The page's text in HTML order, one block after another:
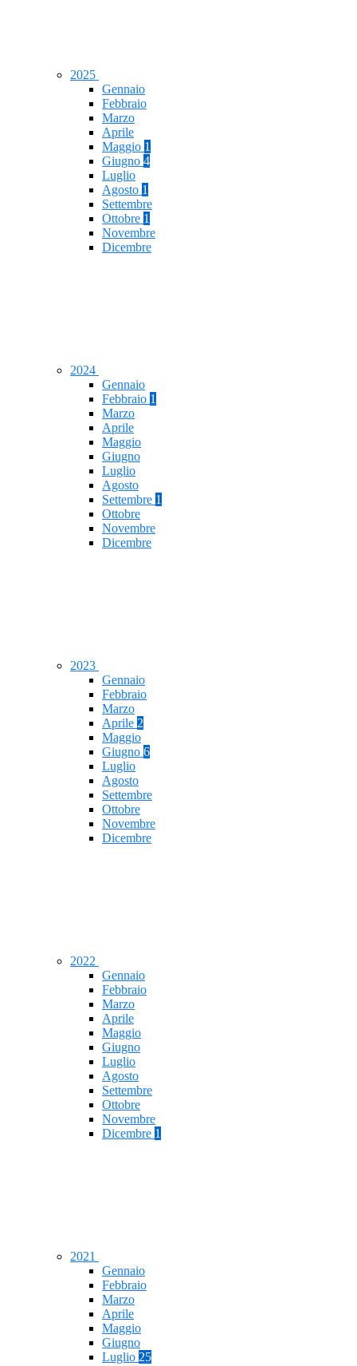
2025
Gennaio
Febbraio
Marzo
Aprile
Maggio 1
Giugno 4
Luglio
Agosto 1
Settembre
Ottobre 1
Novembre
Dicembre
2024
Gennaio
Febbraio 1
Marzo
Aprile
Maggio
Giugno
Luglio
Agosto
Settembre 1
Ottobre
Novembre
Dicembre
2023
Gennaio
Febbraio
Marzo
Aprile 2
Maggio
Giugno 6
Luglio
Agosto
Settembre
Ottobre
Novembre
Dicembre
2022
Gennaio
Febbraio
Marzo
Aprile
Maggio
Giugno
Luglio
Agosto
Settembre
Ottobre
Novembre
Dicembre 1
2021
Gennaio
Febbraio
Marzo
Aprile
Maggio
Giugno
Luglio 25